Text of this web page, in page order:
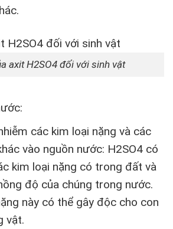
axit H2SO4 đối với sinh vật
các kim loại nặng và các
vào nguồn nước: H2SO4 có
kim loại nặng có trong đất và
độ của chúng trong nước.
này có thể gây độc cho con
vật.